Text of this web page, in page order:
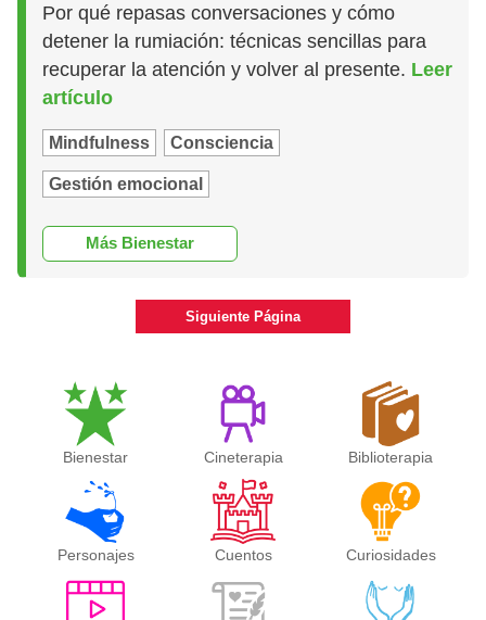
Por qué repasas conversaciones y cómo
detener la rumiación: técnicas sencillas para
recuperar la atención y volver al presente. Leer
artículo
Mindfulness Consciencia
Gestión emocional
Más Bienestar
Siguiente Página
Bienestar Cineterapia Biblioterapia
Personajes Cuentos Curiosidades